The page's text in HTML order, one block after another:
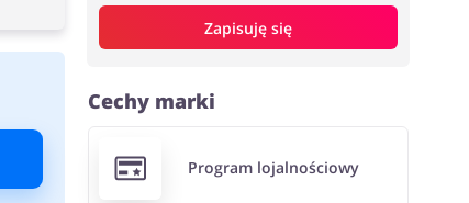
Zapisuję się
Cechy marki
Program lojalnościowy